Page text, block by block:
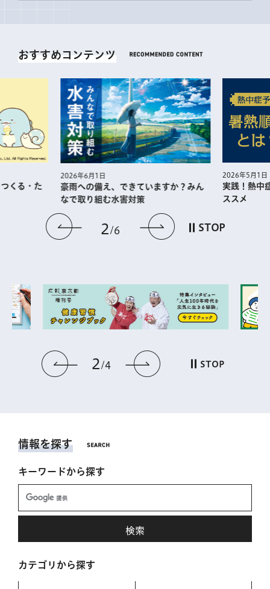
おすすめコンテンツ
前のスライドを表示
2 6 次のスライドを
STOP
くる・た
2026年6月1日
豪雨への備え、できていますか？みん
なで取り組む水害対策
2026年5月1日
実践！熱中
ススメ
前のスライドを表示
2 4 次のスライドを表
STOP
情報を探す
キーワードから探す
カテゴリから探す